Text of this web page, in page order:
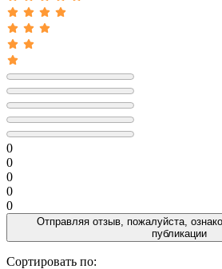
0
0
0
0
0
Отправляя отзыв, пожалуйста,
публикации
Сортировать по: